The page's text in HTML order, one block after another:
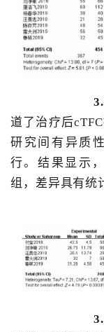
道了治疗后
研究间有异质
行。结果显示
组，差异具有统